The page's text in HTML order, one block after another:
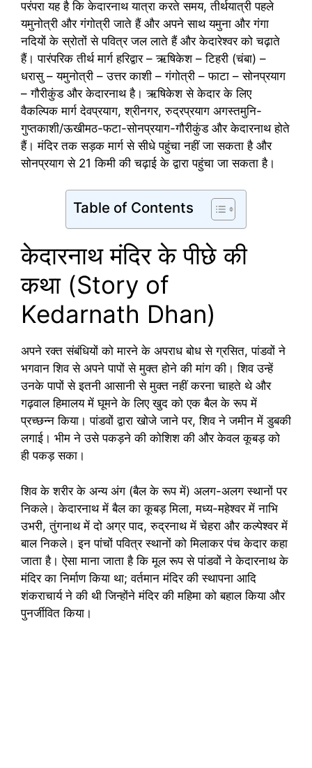
परंपरा यह है कि केदारनाथ यात्रा करते समय, तीर्थयात्री पहले
यमुनोत्री और गंगोत्री जाते हैं और अपने साथ यमुना और गंगा
नदियों के स्रोतों से पवित्र जल लाते हैं और केदारेश्वर को चढ़ाते
हैं। पारंपरिक तीर्थ मार्ग हरिद्वार – ऋषिकेश – टिहरी (चंबा) –
धरासु – यमुनोत्री – उत्तर काशी – गंगोत्री – फाटा – सोनप्रयाग
– गौरीकुंड और केदारनाथ है। ऋषिकेश से केदार के लिए
वैकल्पिक मार्ग देवप्रयाग, श्रीनगर, रुद्रप्रयाग अगस्तमुनि-
गुप्तकाशी/ऊखीमठ-फटा-सोनप्रयाग-गौरीकुंड और केदारनाथ होते
हैं। मंदिर तक सड़क मार्ग से सीधे पहुंचा नहीं जा सकता है और
सोनप्रयाग से 21 किमी की चढ़ाई के द्वारा पहुंचा जा सकता है।
Table of Contents
केदारनाथ मंदिर के पीछे की
कथा (Story of
Kedarnath Dhan)
अपने रक्त संबंधियों को मारने के अपराध बोध से ग्रसित, पांडवों ने
भगवान शिव से अपने पापों से मुक्त होने की मांग की। शिव उन्हें
उनके पापों से इतनी आसानी से मुक्त नहीं करना चाहते थे और
गढ़वाल हिमालय में घूमने के लिए खुद को एक बैल के रूप में
प्रच्छन्न किया। पांडवों द्वारा खोजे जाने पर, शिव ने जमीन में डुबकी
लगाई। भीम ने उसे पकड़ने की कोशिश की और केवल कूबड़ को
ही पकड़ सका।
शिव के शरीर के अन्य अंग (बैल के रूप में) अलग-अलग स्थानों पर
निकले। केदारनाथ में बैल का कूबड़ मिला, मध्य-महेश्वर में नाभि
उभरी, तुंगनाथ में दो अग्र पाद, रुद्रनाथ में चेहरा और कल्पेश्वर में
बाल निकले। इन पांचों पवित्र स्थानों को मिलाकर पंच केदार कहा
जाता है। ऐसा माना जाता है कि मूल रूप से पांडवों ने केदारनाथ के
मंदिर का निर्माण किया था; वर्तमान मंदिर की स्थापना आदि
शंकराचार्य ने की थी जिन्होंने मंदिर की महिमा को बहाल किया और
पुनर्जीवित किया।